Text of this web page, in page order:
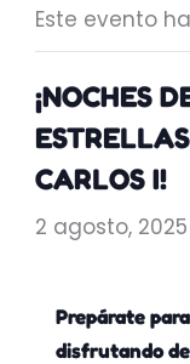
Este evento
¡NOCHES
CARLOS I!
2 agosto,
Prepárate
disfrutando